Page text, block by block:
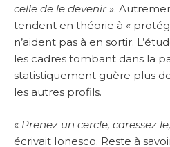
celle de le devenir».
tendent en théorie à «
n’aident pas à en sortir.
les cadres tombant dans la
statistiquement guère plus
les autres profils.
« Prenez un cercle, caressez
écrivait Ionesco. Reste à